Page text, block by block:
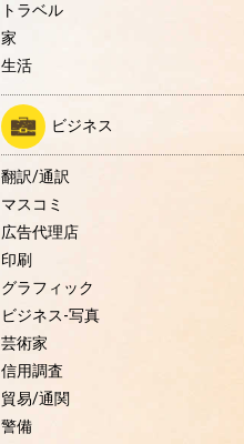
トラベル
家
生活
ビジネス
翻訳/通訳
マスコミ
広告代理店
印刷
グラフィック
ビジネス-写真
芸術家
信用調査
貿易/通関
警備